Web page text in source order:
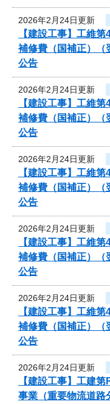
2026年2月24日更新
【建設工事】工維
補修費（国補正）（
公告
2026年2月24日更新
【建設工事】工維
補修費（国補正）（
公告
2026年2月24日更新
【建設工事】工維
補修費（国補正）（
公告
2026年2月24日更新
【建設工事】工維
補修費（国補正）（
公告
2026年2月24日更新
【建設工事】工維
補修費（国補正）（
公告
2026年2月24日更新
【建設工事】工建
事業（重要物流道路